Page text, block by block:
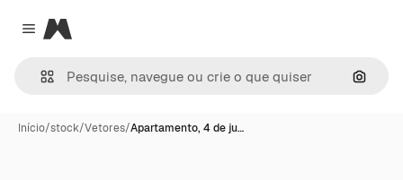
Close menu
Magnific
Início/stock/Vetores/Apartamento, 4 de ju…